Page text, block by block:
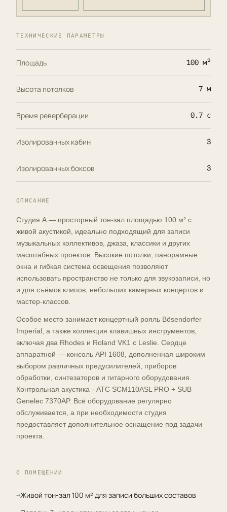
ТЕХНИЧЕСКИЕ ПАРАМЕТРЫ
Площадь 100 м²
Высота потолков 7 м
Время реверберации 0.7 с
Изолированных кабин 3
Изолированных боксов 3
ОПИСАНИЕ
Студия А — просторный тон-зал площадью 100 м² с
живой акустикой, идеально подходящий для записи
музыкальных коллективов, джаза, классики и других
масштабных проектов. Высокие потолки, панорамные
окна и гибкая система освещения позволяют
использовать пространство не только для звукозаписи, но
и для съёмок клипов, небольших камерных концертов и
мастер-классов.
Особое место занимает концертный рояль Bösendorfer
Imperial, а также коллекция клавишных инструментов,
включая два Rhodes и Roland VK1 с Leslie. Сердце
аппаратной — консоль API 1608, дополненная широким
выбором различных предусилителей, приборов
обработки, синтезаторов и гитарного оборудования.
Контрольная акустика - ATC SCM110ASL PRO + SUB
Genelec 7370AP. Всё оборудование регулярно
обслуживается, а при необходимости студия
предоставляет дополнительное оснащение под задачи
проекта.
О ПОМЕЩЕНИИ
Живой тон-зал 100 м² для записи больших составов